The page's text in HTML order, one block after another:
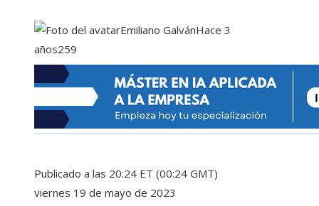
Emiliano GalvánHace 3
años259
Publicado a las 20:24 ET (00:24 GMT)
viernes 19 de mayo de 2023